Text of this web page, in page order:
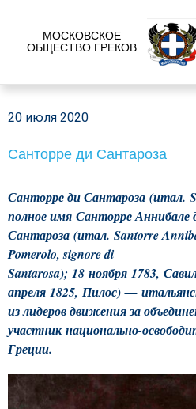
МОСКОВСКОЕ
ОБЩЕСТВО ГРЕКОВ
20 июля 2020
Санторре ди Сантароза
Санторре ди Сантароза (итал.
полное имя Санторре Аннибале
Сантароза (итал. Santorre
Pomerolo, signore di
Santarosa); 18 ноября 1783,
апреля 1825, Пилос) —
из лидеров движения за
участник национально-
Греции.